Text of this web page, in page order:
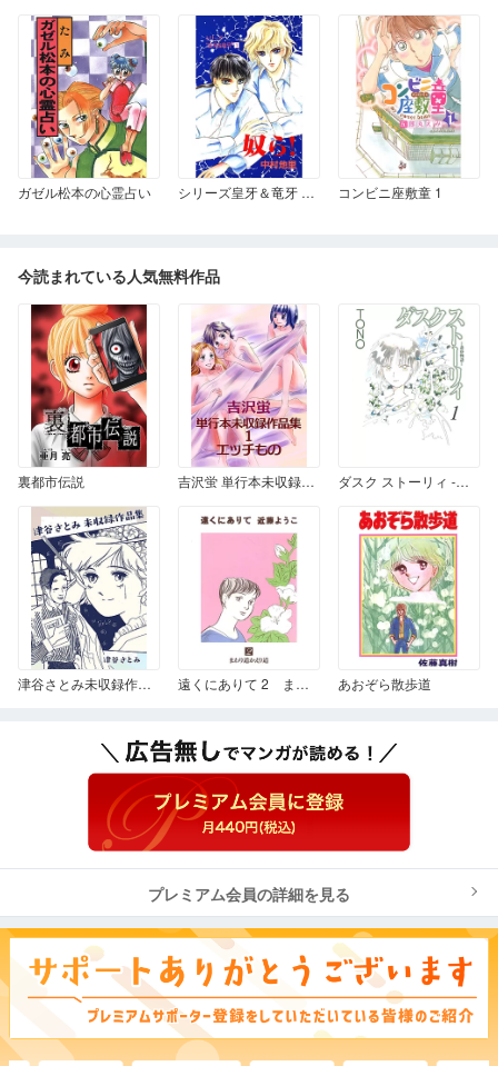
ガゼル松本の心霊占い シリーズ皇牙＆竜牙 奴ら コンビニ座敷童 1
今読まれている人気無料作品
裏都市伝説 吉沢蛍 単行本未収録作品集 1 エッチもの ダスク ストーリィ -黄昏物語- 1
津谷さとみ未収録作品集 遠くにありて 2 まわり道かえり道 あおぞら散歩道
プレミアム会員の詳細を見る